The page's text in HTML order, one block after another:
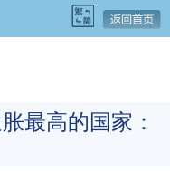
最高的国家：